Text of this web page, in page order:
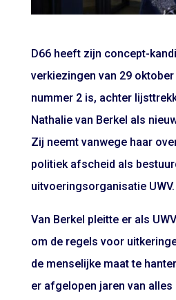
D66 heeft zijn concept-
verkiezingen van 29
nummer 2 is, achter
Nathalie van Berkel als
Zij neemt vanwege haar
politiek afscheid als
uitvoeringsorganisatie UWV.
Van Berkel pleitte er als
om de regels voor
de menselijke maat te
er afgelopen jaren van